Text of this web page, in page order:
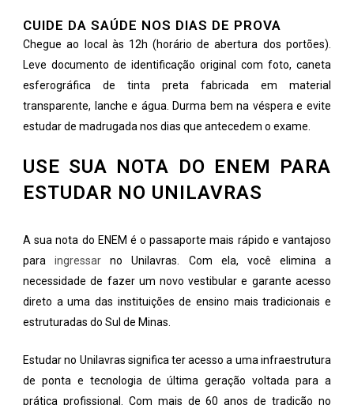
CUIDE DA SAÚDE NOS DIAS DE PROVA
Chegue ao local às 12h (horário de abertura dos portões).
Leve documento de identificação original com foto, caneta
esferográfica de tinta preta fabricada em material
transparente, lanche e água. Durma bem na véspera e evite
estudar de madrugada nos dias que antecedem o exame.
USE SUA NOTA DO ENEM PARA
ESTUDAR NO UNILAVRAS
A sua nota do ENEM é o passaporte mais rápido e vantajoso
paraingressar no Unilavras. Com ela, você elimina a
necessidade de fazer um novo vestibular e garante acesso
direto a uma das instituições de ensino mais tradicionais e
estruturadas do Sul de Minas.
Estudar no Unilavras significa ter acesso a uma infraestrutura
de ponta e tecnologia de última geração voltada para a
prática profissional. Com mais de 60 anos de tradição no